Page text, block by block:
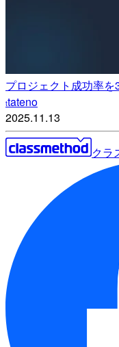
プロジェクト成功率
ttateno
2025.11.13
クラ